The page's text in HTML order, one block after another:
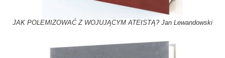
JAK POLEMIZOWAĆ Z WOJUJĄCYM ATEISTĄ? Jan Lewandowski